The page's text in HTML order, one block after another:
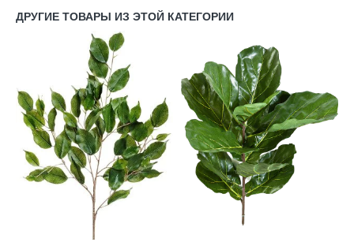
ДРУГИЕ ТОВАРЫ ИЗ ЭТОЙ КАТЕГОРИИ